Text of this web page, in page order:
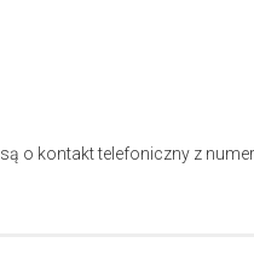
o kontakt telefoniczny z